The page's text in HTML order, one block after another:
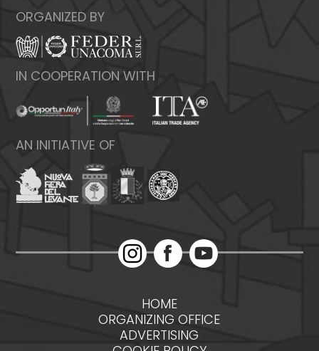
ORGANIZED BY
IN COOPERATION WITH
AN INITIATIVE OF
HOME
ORGANIZING OFFICE
ADVERTISING